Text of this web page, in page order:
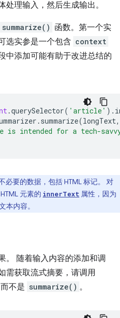
理输入，然后生成输出。
summarize() 函数。第一个实
选实参是一个包含 context
中添加可能有助于改进总结的
.querySelector( 'article' ).
. summarize(longText,
intended for a tech-
必要的数据，包括 HTML 标记。 对
元素的 innerText 属性，因为
本内容。
。 随着输入内容的添加和调
需获取流式摘要，请调用
而不是 summarize() 。